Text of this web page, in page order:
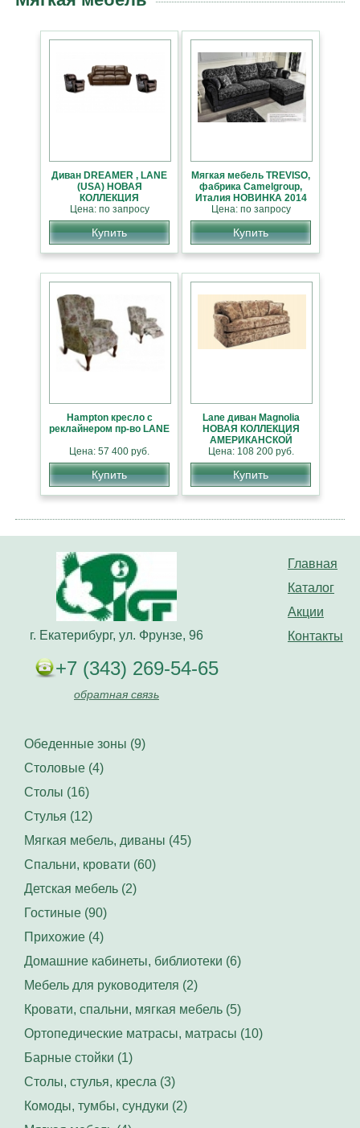
Диван DREAMER , LANE
(USA) НОВАЯ
КОЛЛЕКЦИЯ
АМЕРИКАНСКОЙ
МЕБЕЛИ
Цена: по запросу
Купить
Мягкая мебель TREVISO,
фабрика Camelgroup,
Италия НОВИНКА 2014
Цена: по запросу
Купить
Hampton кресло с
реклайнером пр-во LANE
Цена: 57 400 руб.
Купить
Lane диван Magnolia
НОВАЯ КОЛЛЕКЦИЯ
АМЕРИКАНСКОЙ
МЕБЕЛИ
Цена: 108 200 руб.
Купить
Главная
Каталог
Акции
Контакты
г. Екатерибург, ул. Фрунзе, 96
+7 (343) 269-54-65
обратная связь
Обеденные зоны (9)
Столовые (4)
Столы (16)
Стулья (12)
Мягкая мебель, диваны (45)
Спальни, кровати (60)
Детская мебель (2)
Гостиные (90)
Прихожие (4)
Домашние кабинеты, библиотеки (6)
Мебель для руководителя (2)
Кровати, спальни, мягкая мебель (5)
Ортопедические матрасы, матрасы (10)
Барные стойки (1)
Столы, стулья, кресла (3)
Комоды, тумбы, сундуки (2)